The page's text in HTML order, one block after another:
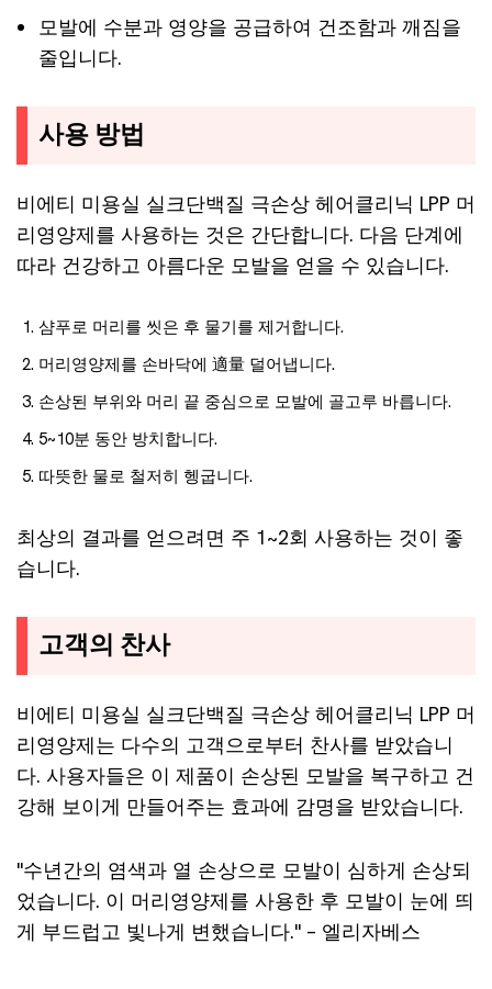
모발에 수분과 영양을 공급하여 건조함과 깨짐을
줄입니다.
사용 방법
비에티 미용실 실크단백질 극손상 헤어클리닉 LPP 머
리영양제를 사용하는 것은 간단합니다. 다음 단계에
따라 건강하고 아름다운 모발을 얻을 수 있습니다.
샴푸로 머리를 씻은 후 물기를 제거합니다.
머리영양제를 손바닥에 適量 덜어냅니다.
손상된 부위와 머리 끝 중심으로 모발에 골고루 바릅니다.
5~10분 동안 방치합니다.
따뜻한 물로 철저히 헹굽니다.
최상의 결과를 얻으려면 주 1~2회 사용하는 것이 좋
습니다.
고객의 찬사
비에티 미용실 실크단백질 극손상 헤어클리닉 LPP 머
리영양제는 다수의 고객으로부터 찬사를 받았습니
다. 사용자들은 이 제품이 손상된 모발을 복구하고 건
강해 보이게 만들어주는 효과에 감명을 받았습니다.
"수년간의 염색과 열 손상으로 모발이 심하게 손상되
었습니다. 이 머리영양제를 사용한 후 모발이 눈에 띄
게 부드럽고 빛나게 변했습니다." – 엘리자베스